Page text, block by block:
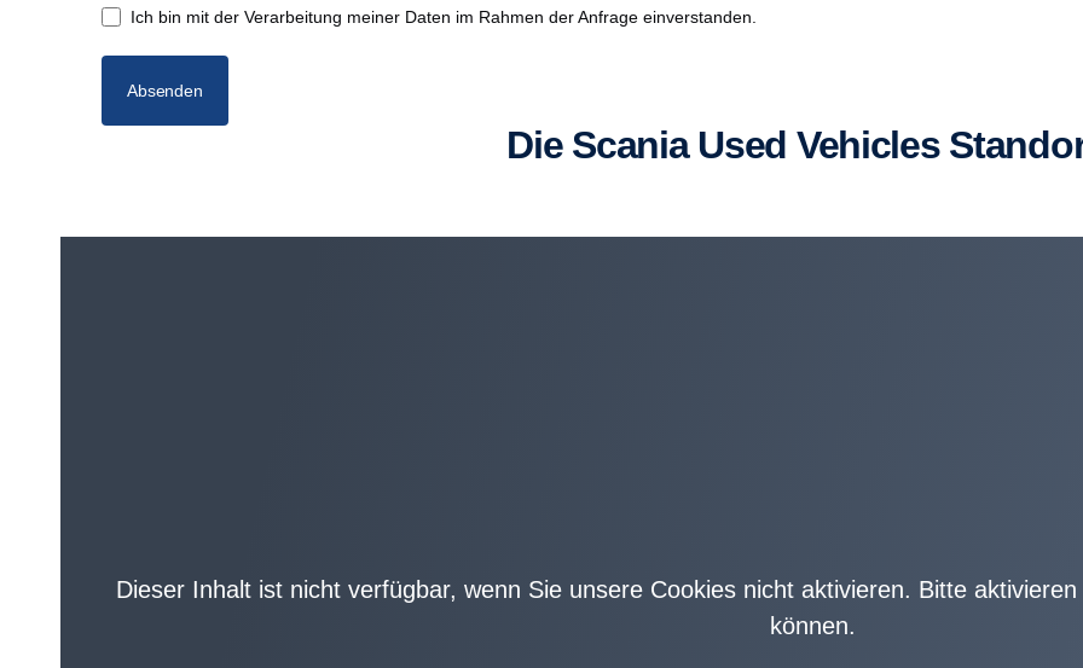
Ich bin mit der Verarbeitung meiner Daten im Rahmen der Anfrage einverstanden.
Absenden
Die Scania Used Vehicles
Dieser Inhalt ist nicht verfügbar, wenn Sie unsere Cookies nicht aktivieren. Bitte
können.